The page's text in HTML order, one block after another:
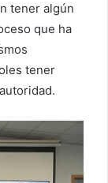
tener algún
que ha
tener